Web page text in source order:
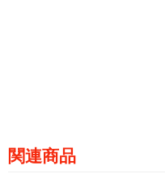
関連商品